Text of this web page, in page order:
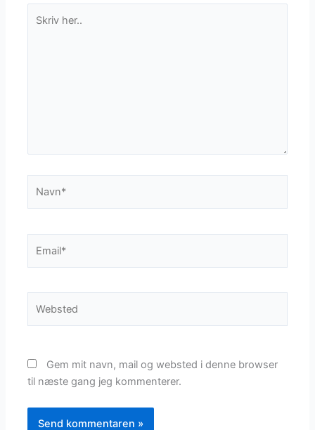
her..
Gem mit navn, mail og websted i denne browser
til næste gang jeg kommenterer.